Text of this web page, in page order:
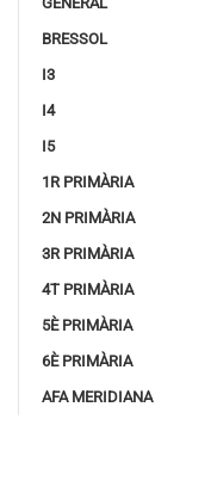
BRESSOL
I3
I4
I5
1R PRIMÀRIA
2N PRIMÀRIA
3R PRIMÀRIA
4T PRIMÀRIA
5È PRIMÀRIA
6È PRIMÀRIA
AFA MERIDIANA